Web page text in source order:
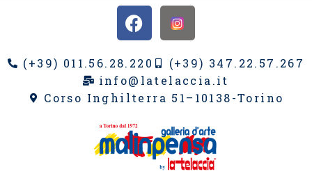
(+39) 011.56.28.220
(+39) 347.22.57.267
info@latelaccia.it
Corso Inghilterra 51–10138-Torino